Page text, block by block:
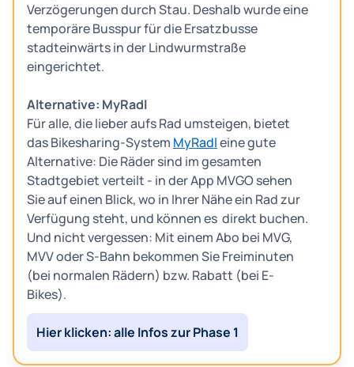
Verzögerungen durch Stau. Deshalb wurde eine
temporäre Busspur für die Ersatzbusse
stadteinwärts in der Lindwurmstraße
eingerichtet.
Alternative: MyRadl
Für alle, die lieber aufs Rad umsteigen, bietet
das Bikesharing-System MyRadleine gute
Alternative: Die Räder sind im gesamten
Stadtgebiet verteilt - in der App MVGO sehen
Sie auf einen Blick, wo in Ihrer Nähe ein Rad zur
Verfügung steht, und können es direkt buchen.
Und nicht vergessen: Mit einem Abo bei MVG,
MVV oder S-Bahn bekommen Sie Freiminuten
(bei normalen Rädern) bzw. Rabatt (bei E-
Bikes).
Hier klicken: alle Infos zur Phase 1